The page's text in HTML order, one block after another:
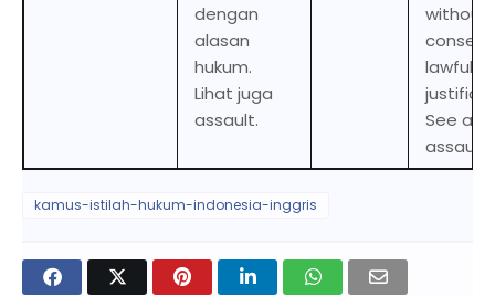
dengan
alasan
hukum.
Lihat juga
assault.
without
lawful
See also
assault.
kamus-istilah-hukum-indonesia-inggris